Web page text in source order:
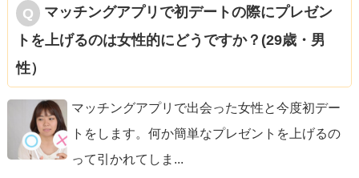
マッチングアプリで初デートの際にプレゼン
トを上げるのは女性的にどうですか？(29歳・男
性）
マッチングアプリで出会った女性と今度初デー
トをします。何か簡単なプレゼントを上げるの
って引かれてしま ...